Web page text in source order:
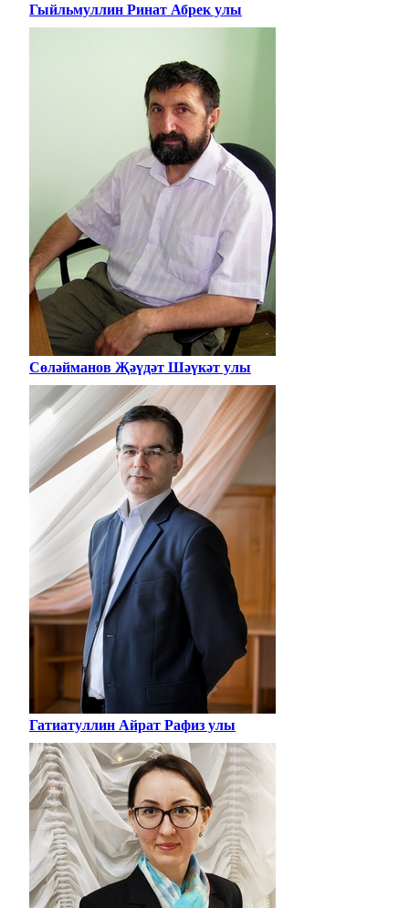
Гыйльмуллин Ринат Абрек улы
Сөләйманов Җәүдәт Шәүкәт улы
Гатиатуллин Айрат Рафиз улы